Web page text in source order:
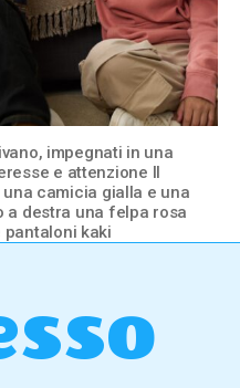
impegnati in una
e attenzione Il
camicia gialla e una
a destra una felpa rosa
kaki